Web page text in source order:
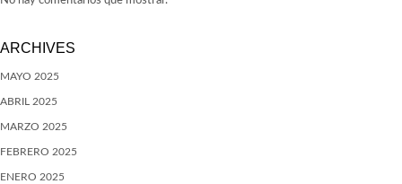
ARCHIVES
MAYO 2025
ABRIL 2025
MARZO 2025
FEBRERO 2025
ENERO 2025